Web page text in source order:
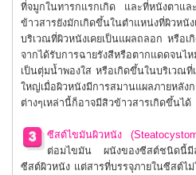
ที่จมูกในทารกแรกเกิด และที่หนังตาแ
ข้าวสารยังมักเกิดขึ้นในตำแหน่งที่ผิว
บริเวณที่ผิวหนังเคยเป็นแผลถลอก หรือ
จากได้รับการฉายรังสีหรือตากแดดจน
เป็นตุ่มน้ำพองใส หรือเกิดขึ้นในบริเวณที่
ใหญ่เมื่อผิวหนังมีการสมานแผลภายหลัง
ต่างๆเหล่านี้ก็อาจมีสิวข้าวสารเกิดขึ้นได้
ซีสต์ไขมันผิวหนัง
ต่อมไขมัน ผนังของซีสต์ชนิดนี้มี
ซีสต์ผิวหนัง แต่สารที่บรรจุภายในซีสต์ไ